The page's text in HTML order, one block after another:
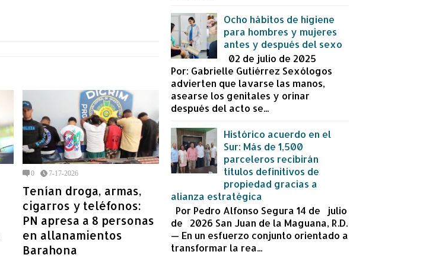
0 7-17-2026
Tenían droga, armas,
cigarros y teléfonos:
PN apresa a 8 personas
en allanamientos
Barahona
Ocho hábitos de higiene
para hombres y mujeres
antes y después del sexo
02 de julio de 2025
Por: Gabrielle Gutiérrez Sexólogos
advierten que lavarse las manos,
asearse los genitales y orinar
después del acto se...
Histórico acuerdo en el
Sur: Más de 1,500
parceleros recibirán
títulos definitivos de
propiedad gracias a
alianza estratégica
Por Pedro Alfonso Segura 14 de julio
de 2026 San Juan de la Maguana, R.D.
— En un esfuerzo conjunto orientado a
transformar la rea...